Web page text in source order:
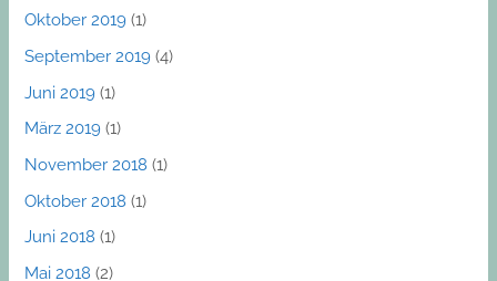
Oktober 2019 (1)
September 2019 (4)
Juni 2019 (1)
März 2019 (1)
November 2018 (1)
Oktober 2018 (1)
Juni 2018 (1)
Mai 2018 (2)